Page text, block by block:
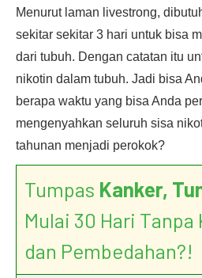
Menurut laman livestrong,
sekitar sekitar 3 hari untuk bisa
dari tubuh. Dengan catatan itu
nikotin dalam tubuh. Jadi bisa
berapa waktu yang bisa Anda
mengenyahkan seluruh sisa
tahunan menjadi perokok?
Tumpas Kanker,
Mulai 30 Hari
dan Pembedahan?!